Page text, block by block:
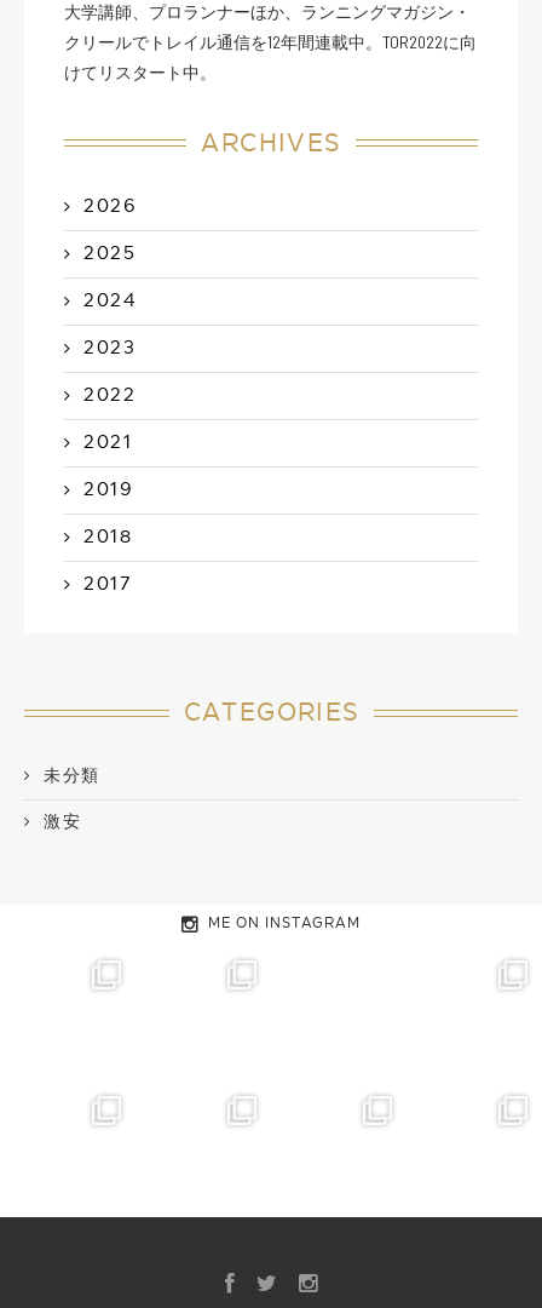
大学講師、プロランナーほか、ランニングマガジン・
クリールでトレイル通信を12年間連載中。TOR2022に向
けてリスタート中。
ARCHIVES
2026
2025
2024
2023
2022
2021
2019
2018
2017
CATEGORIES
未分類
激安
ME ON INSTAGRAM